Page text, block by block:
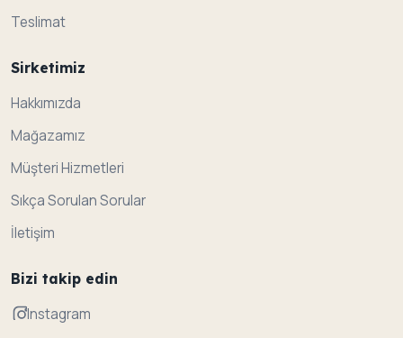
Teslimat
Sirketimiz
Hakkımızda
Mağazamız
Müşteri Hizmetleri
Sıkça Sorulan Sorular
İletişim
Bizi takip edin
Instagram